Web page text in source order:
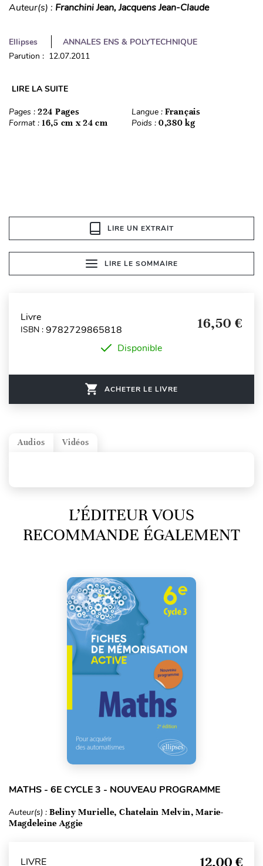
Auteur(s) : Franchini Jean, Jacquens Jean-Claude
Ellipses
ANNALES ENS & POLYTECHNIQUE
Parution : 12.07.2011
LIRE LA SUITE
Pages : 224 Pages Langue : Français
Format : 16,5 cm x 24 cm Poids : 0,380 kg
LIRE UN EXTRAIT
LIRE LE SOMMAIRE
Livre
ISBN : 9782729865818 16,50 €
Disponible
ACHETER LE LIVRE
Vidéos
Audios
L’ÉDITEUR VOUS
RECOMMANDE ÉGALEMENT
MATHS - 6E CYCLE 3 - NOUVEAU PROGRAMME
Auteur(s) : Beliny Murielle, Chatelain Melvin, Marie-
Magdeleine Aggie
LIVRE 12,00 €